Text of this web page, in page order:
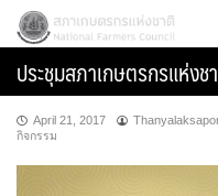
Skip
content
สภาเกษตรกรแห่งชาติ
ประชุมสภาเกษตรกรแห่ง
April 21, 2017
กิจกรรม